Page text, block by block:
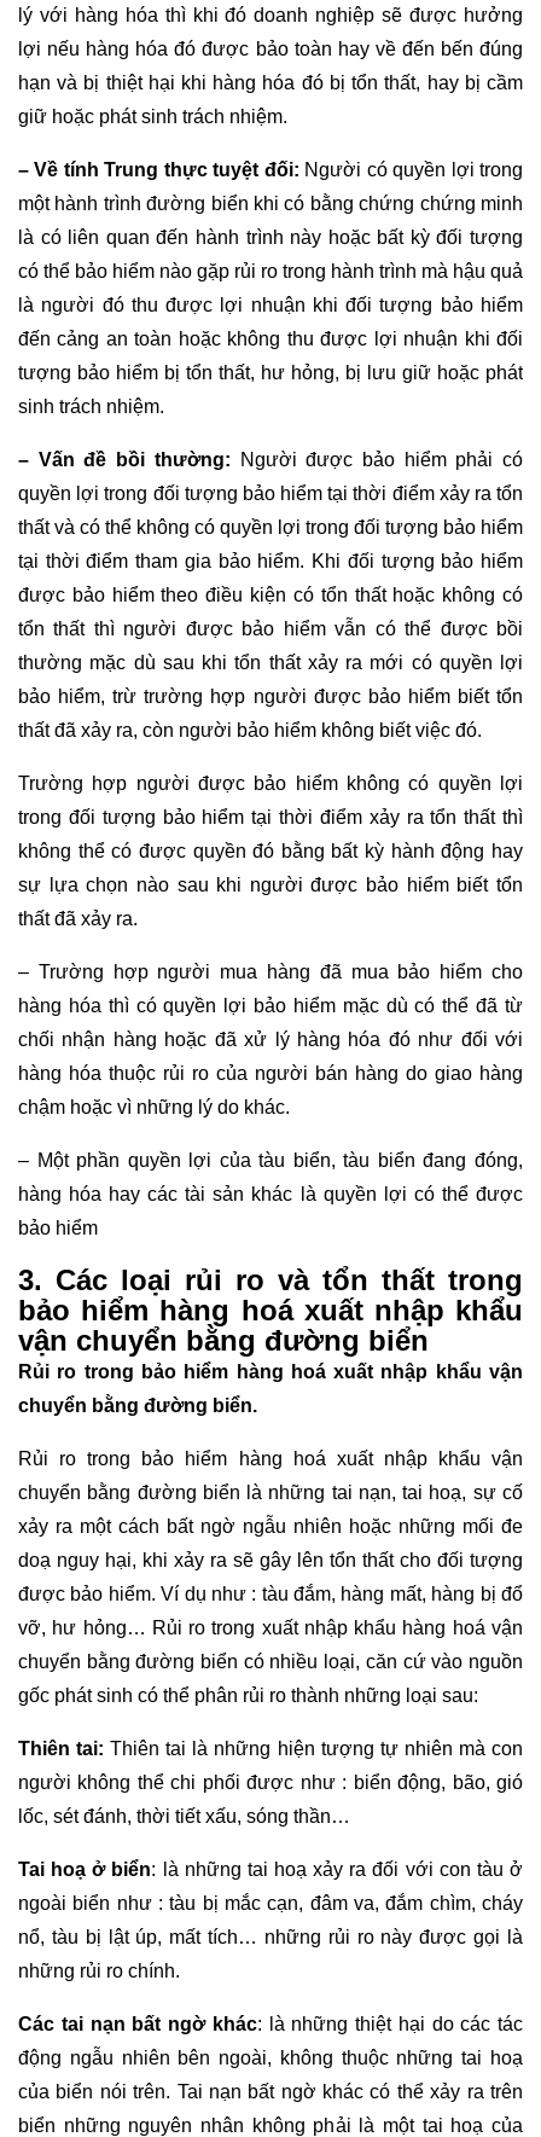
lý với hàng hóa thì khi đó doanh nghiệp sẽ được hưởng
lợi nếu hàng hóa đó được bảo toàn hay về đến bến đúng
hạn và bị thiệt hại khi hàng hóa đó bị tổn thất, hay bị cầm
giữ hoặc phát sinh trách nhiệm.
– Về tính Trung thực tuyệt đối: Người có quyền lợi trong
một hành trình đường biển khi có bằng chứng chứng minh
là có liên quan đến hành trình này hoặc bất kỳ đối tượng
có thể bảo hiểm nào gặp rủi ro trong hành trình mà hậu quả
là người đó thu được lợi nhuận khi đối tượng bảo hiểm
đến cảng an toàn hoặc không thu được lợi nhuận khi đối
tượng bảo hiểm bị tổn thất, hư hỏng, bị lưu giữ hoặc phát
sinh trách nhiệm.
– Vấn đề bồi thường: Người được bảo hiểm phải có
quyền lợi trong đối tượng bảo hiểm tại thời điểm xảy ra tổn
thất và có thể không có quyền lợi trong đối tượng bảo hiểm
tại thời điểm tham gia bảo hiểm. Khi đối tượng bảo hiểm
được bảo hiểm theo điều kiện có tổn thất hoặc không có
tổn thất thì người được bảo hiểm vẫn có thể được bồi
thường mặc dù sau khi tổn thất xảy ra mới có quyền lợi
bảo hiểm, trừ trường hợp người được bảo hiểm biết tổn
thất đã xảy ra, còn người bảo hiểm không biết việc đó.
Trường hợp người được bảo hiểm không có quyền lợi
trong đối tượng bảo hiểm tại thời điểm xảy ra tổn thất thì
không thể có được quyền đó bằng bất kỳ hành động hay
sự lựa chọn nào sau khi người được bảo hiểm biết tổn
thất đã xảy ra.
– Trường hợp người mua hàng đã mua bảo hiểm cho
hàng hóa thì có quyền lợi bảo hiểm mặc dù có thể đã từ
chối nhận hàng hoặc đã xử lý hàng hóa đó như đối với
hàng hóa thuộc rủi ro của người bán hàng do giao hàng
chậm hoặc vì những lý do khác.
– Một phần quyền lợi của tàu biển, tàu biển đang đóng,
hàng hóa hay các tài sản khác là quyền lợi có thể được
bảo hiểm
3. Các loại rủi ro và tổn thất trong
bảo hiểm hàng hoá xuất nhập khẩu
vận chuyển bằng đường biển
Rủi ro trong bảo hiểm hàng hoá xuất nhập khẩu vận
chuyển bằng đường biển.
Rủi ro trong bảo hiểm hàng hoá xuất nhập khẩu vận
chuyển bằng đường biển là những tai nạn, tai hoạ, sự cố
xảy ra một cách bất ngờ ngẫu nhiên hoặc những mối đe
doạ nguy hại, khi xảy ra sẽ gây lên tổn thất cho đối tượng
được bảo hiểm. Ví dụ như : tàu đắm, hàng mất, hàng bị đổ
vỡ, hư hỏng… Rủi ro trong xuất nhập khẩu hàng hoá vận
chuyển bằng đường biển có nhiều loại, căn cứ vào nguồn
gốc phát sinh có thể phân rủi ro thành những loại sau:
Thiên tai: Thiên tai là những hiện tượng tự nhiên mà con
người không thể chi phối được như : biển động, bão, gió
lốc, sét đánh, thời tiết xấu, sóng thần…
Tai hoạ ở biển: là những tai hoạ xảy ra đối với con tàu ở
ngoài biển như : tàu bị mắc cạn, đâm va, đắm chìm, cháy
nổ, tàu bị lật úp, mất tích… những rủi ro này được gọi là
những rủi ro chính.
Các tai nạn bất ngờ khác: là những thiệt hại do các tác
động ngẫu nhiên bên ngoài, không thuộc những tai hoạ
của biển nói trên. Tai nạn bất ngờ khác có thể xảy ra trên
biển những nguyên nhân không phải là một tai hoạ của